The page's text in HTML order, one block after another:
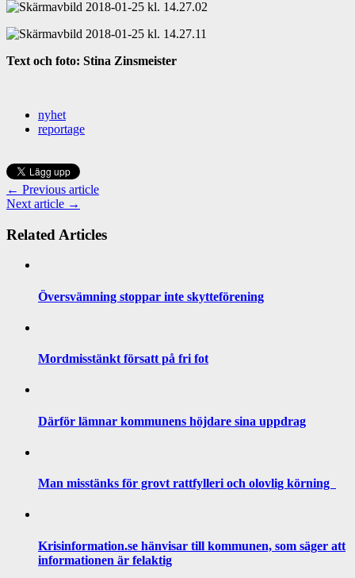
Text och foto: Stina Zinsmeister
nyhet
reportage
← Previous article
Next article →
Related Articles
Översvämning stoppar inte skytteförening
Mordmisstänkt försatt på fri fot
Därför lämnar kommunens höjdare sina uppdrag
Man misstänks för grovt rattfylleri och olovlig körning
Krisinformation.se hänvisar till kommunen, som säger att
informationen är felaktig